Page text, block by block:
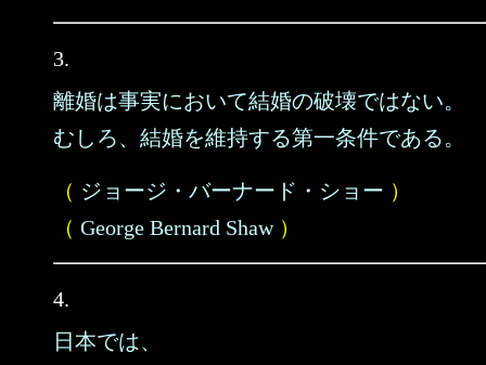
3.
離婚は事実において結婚の破壊ではない。
むしろ、結婚を維持する第一条件である。
（ ジョージ・バーナード・ショー ）
（ George Bernard Shaw）
4.
日本では、